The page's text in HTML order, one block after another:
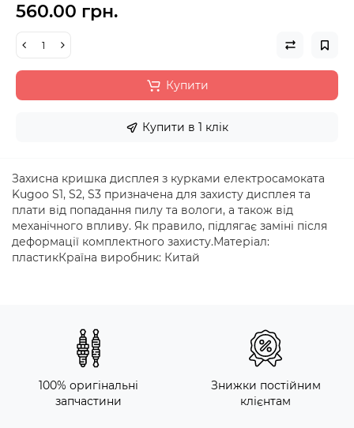
560.00 грн.
Купити
Купити в 1 клік
Захисна кришка дисплея з курками електросамоката
Kugoo S1, S2, S3 призначена для захисту дисплея та
плати від попадання пилу та вологи, а також від
механічного впливу. Як правило, підлягає заміні після
деформації комплектного захисту.Матеріал:
пластикКраїна виробник: Китай
100% оригінальні
запчастини
Знижки постійним
клієнтам